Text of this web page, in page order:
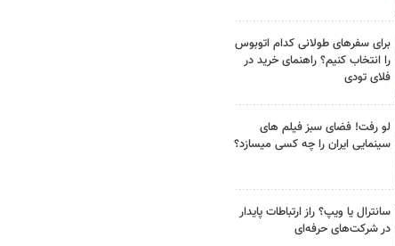
برای سفرهای طولانی کدام اتوبوس
را انتخاب کنیم؟ راهنمای خرید در
فلای تودی
لو رفت! فضای سبز فیلم های
سینمایی ایران را چه کسی میسازد؟
سانترال یا ویپ؟ راز ارتباطات پایدار
در شرکت‌های حرفه‌ای